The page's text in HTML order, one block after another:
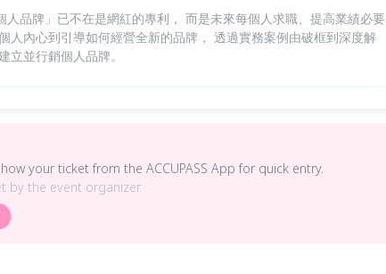
人品牌」已不在是網紅的專利， 而是未來每個人求職、提高業績必要
人內心到引導如何經營全新的品牌， 透過實務案例由破框到深度解
立並行銷個人品牌。
your ticket from the ACCUPASS App for quick entry.
by the event organizer.